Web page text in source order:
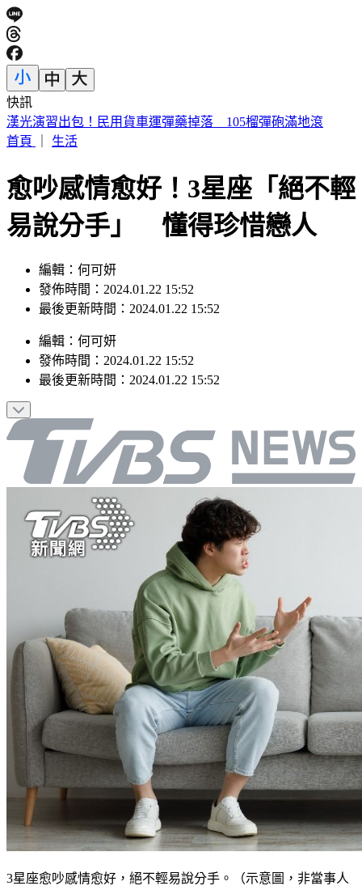
快訊
雪梨機場兩機險相撞！捷星急煞避撞卡達航班 1空服員受傷
首頁
生活
愈吵感情愈好！3星座「絕不輕
易說分手」 懂得珍惜戀人
編輯：何可妍
發佈時間：2024.01.22 15:52
最後更新時間：2024.01.22 15:52
編輯 ： 何可妍
發佈時間： 2024.01.22 15:52
最後更新時間： 2024.01.22 15:52
3星座愈吵感情愈好，絕不輕易說分手。（示意圖，非當事人